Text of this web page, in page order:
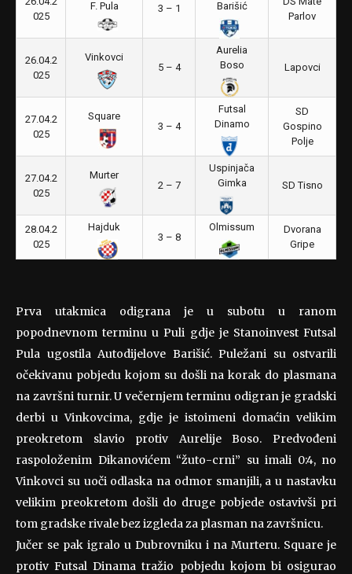
025
F. Pula
3 – 1
Barišić
Parlov
26.04.2
025
Vinkovci
5 – 4
Aurelia
Boso
Lapovci
27.04.2
025
Square
3 – 4
Futsal
Dinamo
SD
Gospino
Polje
27.04.2
025
Murter
2 – 7
Uspinjača
Gimka
SD Tisno
28.04.2
025
Hajduk
3 – 8
Olmissum
Dvorana
Gripe
Prva utakmica odigrana je u subotu u ranom
popodnevnom terminu u Puli gdje je Stanoinvest Futsal
Pula ugostila Autodijelove Barišić. Puležani su ostvarili
očekivanu pobjedu kojom su došli na korak do plasmana
na završni turnir. U večernjem terminu odigran je gradski
derbi u Vinkovcima, gdje je istoimeni domaćin velikim
preokretom slavio protiv Aurelije Boso. Predvođeni
raspoloženim Dikanovićem “žuto-crni” su imali 0:4, no
Vinkovci su uoči odlaska na odmor smanjili, a u nastavku
velikim preokretom došli do druge pobjede ostavivši pri
tom gradske rivale bez izgleda za plasman na završnicu.
Jučer se pak igralo u Dubrovniku i na Murteru. Square je
protiv Futsal Dinama tražio pobjedu kojom bi osigurao